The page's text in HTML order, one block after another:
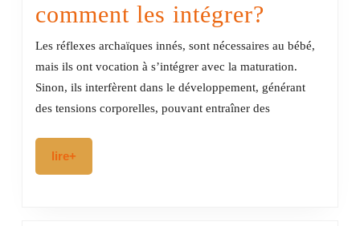
comment les intégrer?
comment
les
Les réflexes archaïques innés, sont nécessaires au bébé,
mais ils ont vocation à s’intégrer avec la maturation.
Sinon, ils interfèrent dans le développement, générant
des tensions corporelles, pouvant entraîner des
lire+